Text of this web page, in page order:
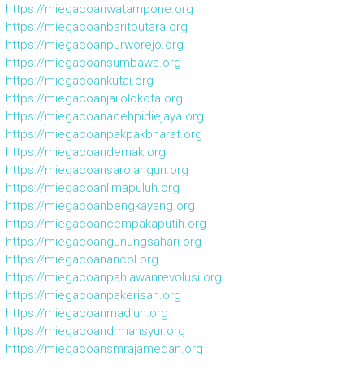
https://miegacoanwatampone.org
https://miegacoanbaritoutara.org
https://miegacoanpurworejo.org
https://miegacoansumbawa.org
https://miegacoankutai.org
https://miegacoanjailolokota.org
https://miegacoanacehpidiejaya.org
https://miegacoanpakpakbharat.org
https://miegacoandemak.org
https://miegacoansarolangun.org
https://miegacoanlimapuluh.org
https://miegacoanbengkayang.org
https://miegacoancempakaputih.org
https://miegacoangunungsahari.org
https://miegacoanancol.org
https://miegacoanpahlawanrevolusi.org
https://miegacoanpakerisan.org
https://miegacoanmadiun.org
https://miegacoandrmansyur.org
https://miegacoansmrajamedan.org